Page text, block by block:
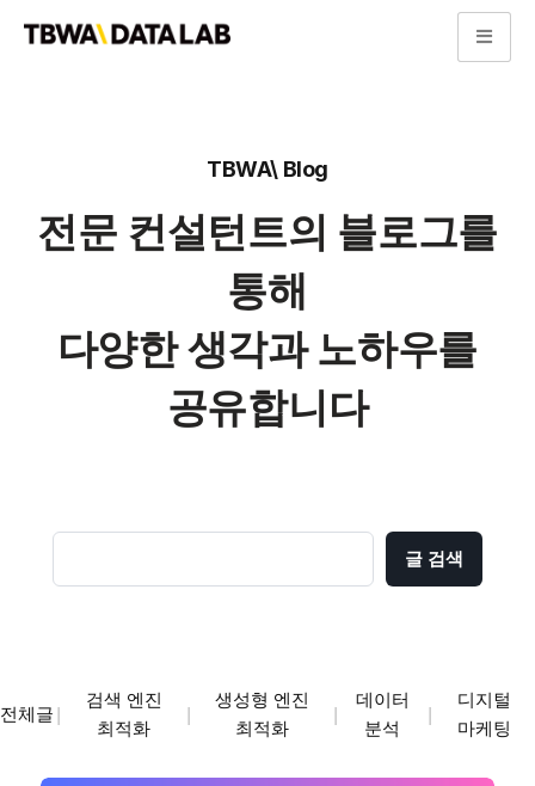
TBWA\ Blog
전문 컨설턴트의 블로그를
통해
다양한 생각과 노하우를
공유합니다
글 검색
전체글 |
검색 엔진
최적화
|
생성형 엔진
최적화
|
데이터
분석
|
디지털
마케팅